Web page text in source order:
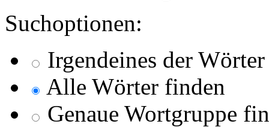
Suchoptionen:
Irgendeines der
Alle Wörter finden
Genaue Wortgruppe